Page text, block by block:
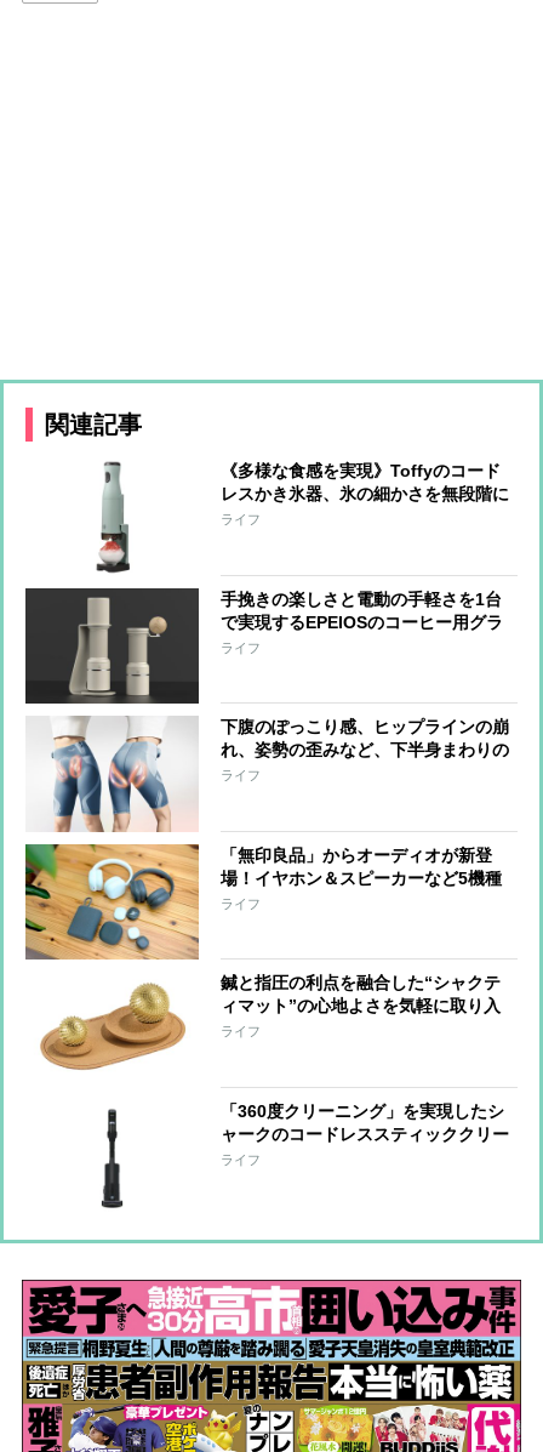
関連記事
《多様な食感を実現》Toffyのコード
レスかき氷器、氷の細かさを無段階に
調整可能 冷製パスタ、そうめん、サ
ライフ
手挽きの楽しさと電動の手軽さを1台
で実現するEPEIOSのコーヒー用グラ
インダー『Essence Duo』 世界一の
ライフ
下腹のぽっこり感、ヒップラインの崩
れ、姿勢の歪みなど、下半身まわりの
悩みに、はくだけでアプローチするシ
ライフ
「無印良品」からオーディオが新登
場！イヤホン＆スピーカーなど5機種
をひと足先に体験
ライフ
鍼と指圧の利点を融合した“シャクテ
ィマット”の心地よさを気軽に取り入
れられる『ワンダーボール セット』
ライフ
「360度クリーニング」を実現したシ
ャークのコードレススティッククリー
ナー 強い吸引力とヘッドの密着性で
ライフ